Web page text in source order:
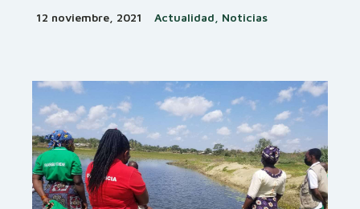
12 noviembre, 2021 Actualidad, Noticias